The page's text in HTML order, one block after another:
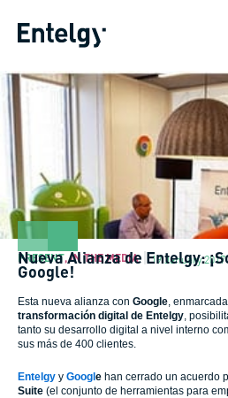
PRESENT ,IN THE MEDIA 19 January 2017
Nueva Alianza de Entelgy:
Google!
Esta nueva alianza con Google,
transformación digital de Entelgy,
tanto su desarrollo digital a nivel interno
sus más de 400 clientes.
Entelgy y Googl e han cerrado un acuerdo
Suite (el conjunto de herramientas para